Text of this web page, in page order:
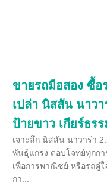
ขายรถมือสอง ซื้อ
เปล่า นิสสัน นาวา
ป้ายขาว เกียร์ธร
เจาะลึก นิสสัน นาวาร่า
พันธุ์แกร่ง ตอบโจทย์ทุกก
เพื่อการพาณิชย์ หรือรถคู่
กา...